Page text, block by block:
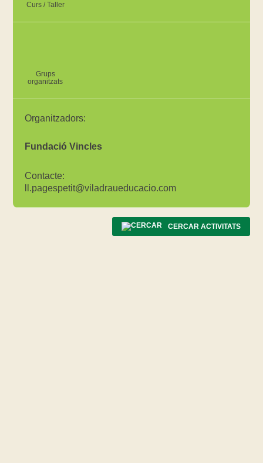
Curs / Taller
Grups
organitzats
Organitzadors:
Fundació Vincles
Contacte:
ll.pagespetit@viladraueducacio.com
CERCAR ACTIVITATS